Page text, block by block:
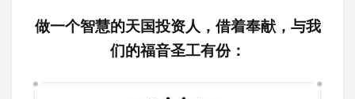
做一个智慧的天国投资人，借着奉献，与我
们的福音圣工有份：